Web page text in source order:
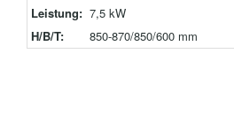
Leistung: 7,5 kW
H/B/T:
850-870/850/600 mm